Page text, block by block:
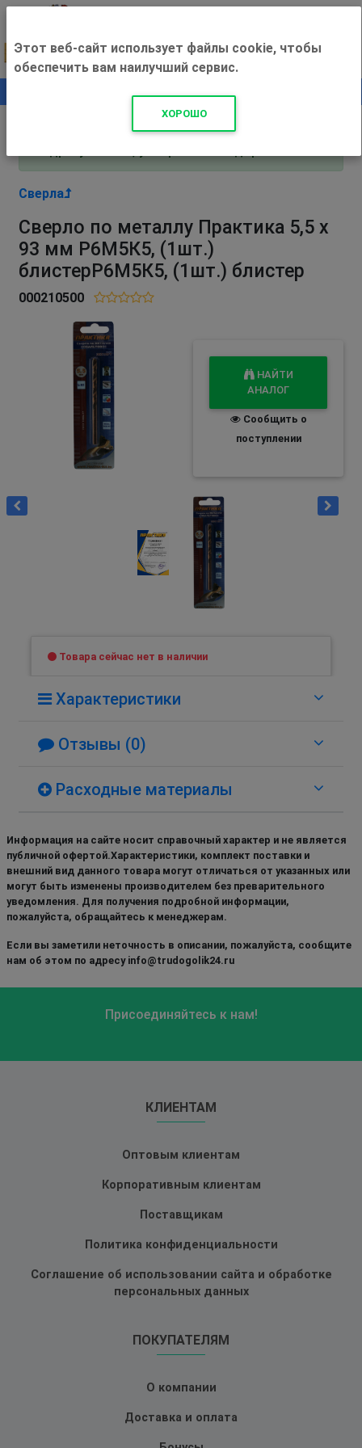
+500 ₽
Внимание! С 3 августа магазин работает по
Сверла
Сверло по металлу Практика 5,5 х
93 мм Р6М5К5, (1шт.)
блистерР6М5К5, (1шт.) блистер
000210500
НАЙТИ
АНАЛОГ
Сообщить о
поступлении
Товара сейчас нет в наличии
Характеристики
Отзывы (0)
Расходные материалы
Информация на сайте носит справочный характер и не является
публичной офертой.Характеристики, комплект поставки и
внешний вид данного товара могут отличаться от указанных или
могут быть изменены производителем без преварительного
уведомления. Для получения подробной информации,
пожалуйста, обращайтесь к менеджерам.
Если вы заметили неточность в описании, пожалуйста, сообщите
нам об этом по адресу info@trudogolik24.ru
Присоединяйтесь к нам!
КЛИЕНТАМ
Оптовым клиентам
Корпоративным клиентам
Поставщикам
Политика конфиденциальности
Соглашение об использовании сайта и обработке
персональных данных
ПОКУПАТЕЛЯМ
О компании
Доставка и оплата
Этот веб-сайт использует файлы cookie, чтобы
обеспечить вам наилучший сервис.
ХОРОШО